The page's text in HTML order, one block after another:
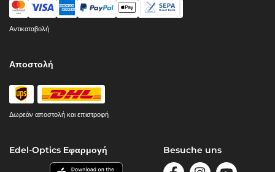
Αντικαταβολή
Αποστολή
Δωρεάν αποστολή και επιστροφή
Edel-Optics Εφαρμογή Besuche uns